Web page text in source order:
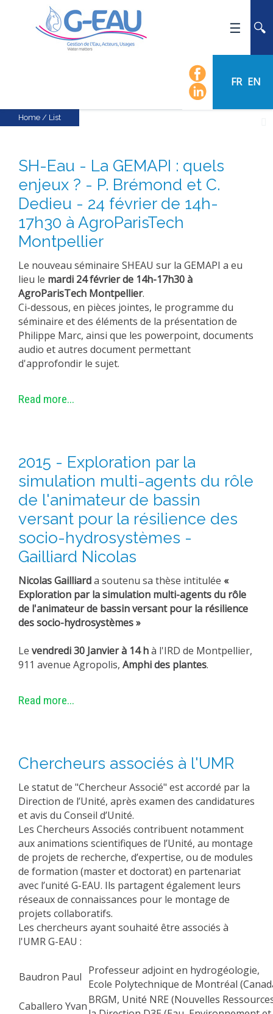
FR EN
NEWS
FLOW CHART
STAFF
TEAMS
RESEARCH
GEOGRAPHIC LOCATIONS
CURRENT PROJECTS
COMPLETED PROJECTS
UMR NETWORKS
TRAINING COURSES
EDUCATION AND TRAINING
DOCTORAL TRAINING
THESES IN PROGRESS
MOOC
PRODUCTION
METHODS AND TOOLS
SOFTWARE
PUBLICATIONS SUR HAL
HDR
WORKING PAPERS
FOR THE PUBLIC
Home / List
SH-Eau - La GEMAPI : quels
enjeux ? - P. Brémond et C.
Dedieu - 24 février de 14h-
17h30 à AgroParisTech
Montpellier
Le nouveau séminaire SHEAU sur la GEMAPI a eu
lieu le mardi 24 février de 14h-17h30 à
AgroParisTech Montpellier.
Ci-dessous, en pièces jointes, le programme du
séminaire et des éléments de la présentation de
Philippe Marc, ainsi que les powerpoint, documents
audio et autres document permettant
d'approfondir le sujet.
Read more...
2015 - Exploration par la
simulation multi-agents du rôle
de l'animateur de bassin
versant pour la résilience des
socio-hydrosystèmes -
Gailliard Nicolas
Nicolas Gailliarda soutenu sa thèse intitulée «
Exploration par la simulation multi-agents du rôle
de l'animateur de bassin versant pour la résilience
des socio-hydrosystèmes »
Le vendredi 30 Janvier à 14 hà l'IRD de Montpellier,
911 avenue Agropolis, Amphi des plantes.
Read more...
Chercheurs associés à l'UMR
Le statut de "Chercheur Associé" est accordé par la
Direction de l’Unité, après examen des candidatures
et avis du Conseil d’Unité.
Les Chercheurs Associés contribuent notamment
aux animations scientifiques de l’Unité, au montage
de projets de recherche, d’expertise, ou de modules
de formation (master et doctorat) en partenariat
avec l’unité G-EAU. Ils partagent également leurs
réseaux de connaissances pour le montage de
projets collaboratifs.
Les chercheurs ayant souhaité être associés à
l'UMR G-EAU :
Baudron Paul Professeur adjoint en hydrogéologie,
Ecole Polytechnique de Montréal
Caballero YvanBRGM, Unité NRE (Nouvelles